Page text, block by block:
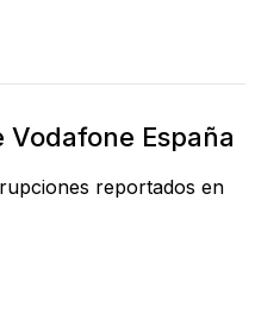
Vodafone España
reportados en